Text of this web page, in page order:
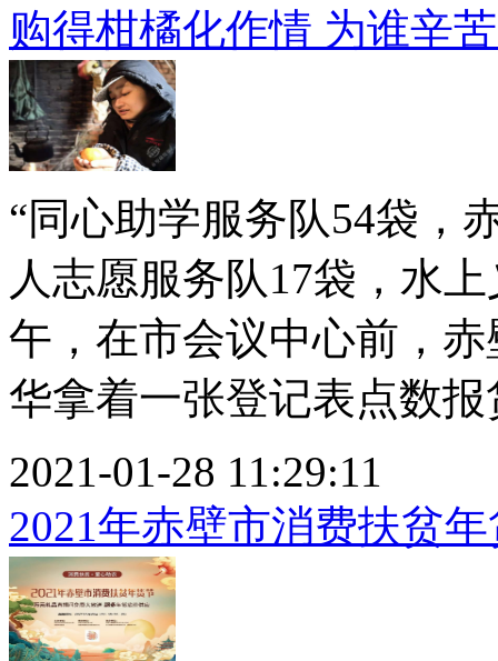
购得柑橘化作情 为谁辛
“同心助学服务队54袋，
人志愿服务队17袋，水
午，在市会议中心前，
华拿着一张登记表点数报
2021-01-28 11:29:11
2021年赤壁市消费扶贫